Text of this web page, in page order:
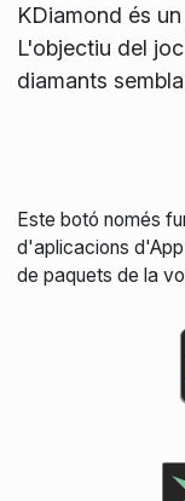
KDiamond és
L'objectiu del
diamants
Este botó només
d'aplicacions
de paquets de la